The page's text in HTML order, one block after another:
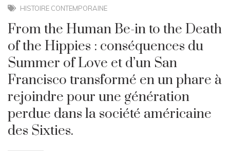
HISTOIRE CONTEMPORAINE
From the Human Be-in to the Death
of the Hippies : conséquences du
Summer of Love et d’un San
Francisco transformé en un phare à
rejoindre pour une génération
perdue dans la société américaine
des Sixties.